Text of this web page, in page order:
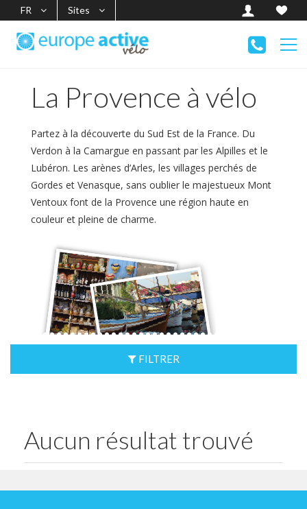
FR Sites
La Provence à vélo
Partez à la découverte du Sud Est de la France. Du
Verdon à la Camargue en passant par les Alpilles et le
Lubéron. Les arènes d’Arles, les villages perchés de
Gordes et Venasque, sans oublier le majestueux Mont
Ventoux font de la Provence une région haute en
couleur et pleine de charme.
FILTRER
Aucun résultat trouvé